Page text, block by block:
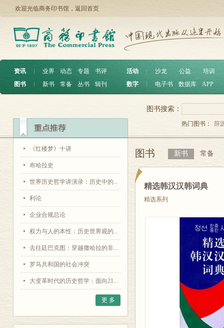
欢迎光临商务印书馆， 返回首页
资讯 ︱ 业界 动态 专题
书评
图书
︱ 新书 常备 丛书 辑刊
活动 沙龙 公益
培训
数字
电子书 数据库 APP
《红楼梦》十讲
布哈拉史
世界历史哲学讲演录：历史中的...
利论
企业合规总论
权力与人的本性：历史世界观的...
去往廷巴克图：穿越撒哈拉的非...
罗马共和国的社会冲突
大变革时代的历史哲学：面向21...
更 多
图书搜索：
热门图书： 辞
图书 新书 常备
精选韩汉汉韩词典
精选系列